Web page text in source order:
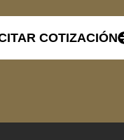
COTIZACIÓN